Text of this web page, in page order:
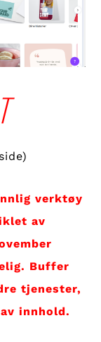
verktøy
av
Buffer
tjenester,
innhold.